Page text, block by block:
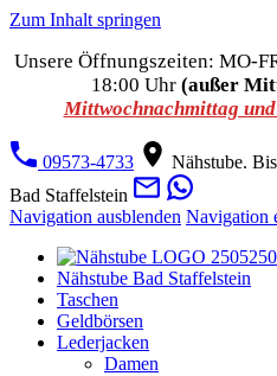
Zum Inhalt springen
Unsere Öffnungszeiten: MO-
18:00 Uhr (außer
Mittwochnachmittag
09573-4733
Nähstube.
Bad Staffelstein
Navigation ausblenden Navigation
Nähstube Bad Staffelstein
Taschen
Geldbörsen
Lederjacken
Damen